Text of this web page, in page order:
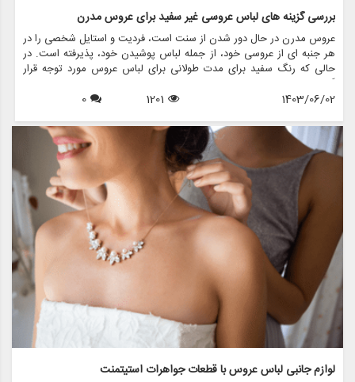
بررسی گزینه های لباس عروسی غیر سفید برای عروس مدرن
عروس مدرن در حال دور شدن از سنت است، فردیت و استایل شخصی را در
هر جنبه ای از عروسی خود، از جمله لباس پوشیدن خود، پذیرفته است. در
حالی که رنگ سفید برای مدت طولانی برای لباس عروس مورد توجه قرار
گرفته است، عروس های بیشتری برای لباس عروسی غیر سفید انتخاب می
کنند که شخصیت منحصر به فرد آنها و جوهر داستان عشق آنها را منعکس
می کنیم، در مورد نحوه انتخاب استایل مناسب برای روز خاص خود بحث می
کنیم و نشان می دهیم که مزون چرخچی چگونه می تواند به شما در پیدا
کردن یا ایجاد لباس مناسب کمک کند.
1403/06/02
1201
0
لوازم جانبی لباس عروس با قطعات جواهرات استیتمنت